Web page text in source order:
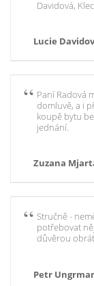
Davidová,
Lucie
Paní Radová
domluvě, a i
koupě bytu
jednání.
Zuzana
Stručně -
potřebovat
důvěrou
Petr